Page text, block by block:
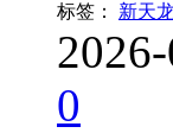
标签： 新天
0